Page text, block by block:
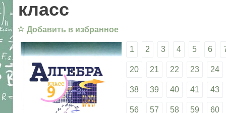
класс
☆ Добавить в избранное
1 2 3 4 5 6
20 21 22 23 24
38 39 40 41 43
56 57 58 59 60